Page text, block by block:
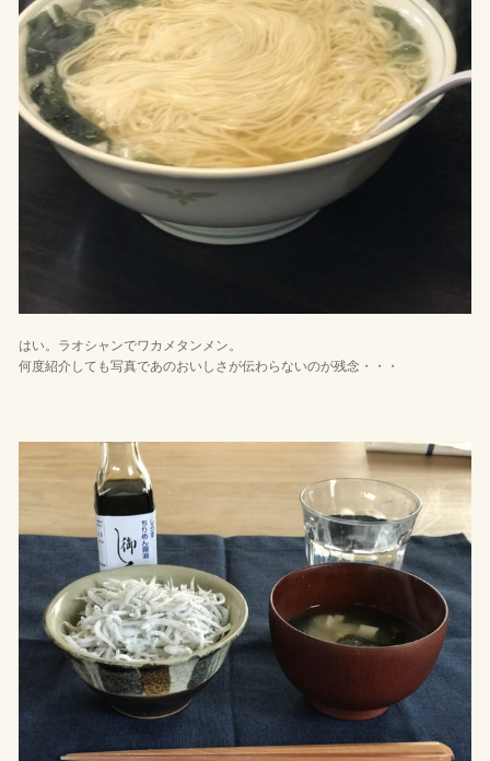
はい。ラオシャンでワカメタンメン。
何度紹介しても写真であのおいしさが伝わらないのが残念・・・